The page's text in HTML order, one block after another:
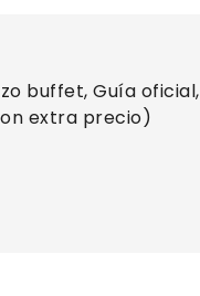
buffet, Guía oficial,
extra precio)